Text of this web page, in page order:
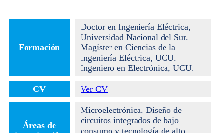
Formación
Doctor en Ingeniería Eléctrica,
Universidad Nacional del Sur.
Magíster en Ciencias de la
Ingeniería Eléctrica, UCU.
Ingeniero en Electrónica, UCU.
CV Ver CV
Áreas de
Microelectrónica. Diseño de
circuitos integrados de bajo
consumo y tecnología de alto